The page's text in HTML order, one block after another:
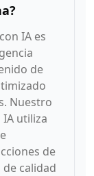
IA es
de
Nuestro
utiliza
de
calidad